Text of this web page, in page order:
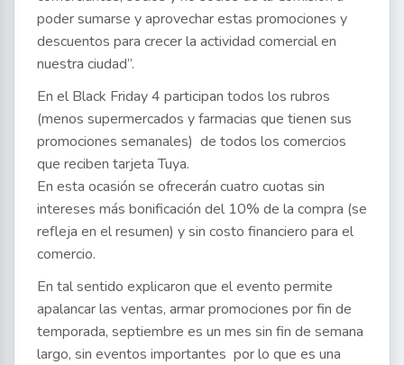
poder sumarse y aprovechar estas promociones y
descuentos para crecer la actividad comercial en
nuestra ciudad”.
En el Black Friday 4 participan todos los rubros
(menos supermercados y farmacias que tienen sus
promociones semanales) de todos los comercios
que reciben tarjeta Tuya.
En esta ocasión se ofrecerán cuatro cuotas sin
intereses más bonificación del 10% de la compra (se
refleja en el resumen) y sin costo financiero para el
comercio.
En tal sentido explicaron que el evento permite
apalancar las ventas, armar promociones por fin de
temporada, septiembre es un mes sin fin de semana
largo, sin eventos importantes por lo que es una